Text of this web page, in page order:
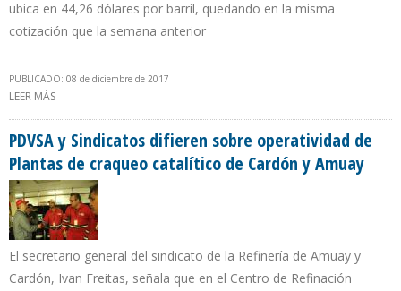
ubica en 44,26 dólares por barril, quedando en la misma
cotización que la semana anterior
PUBLICADO: 08 de diciembre de 2017
LEER MÁS
PDVSA y Sindicatos difieren sobre operatividad de
Plantas de craqueo catalítico de Cardón y Amuay
El secretario general del sindicato de la Refinería de Amuay y
Cardón, Ivan Freitas, señala que en el Centro de Refinación